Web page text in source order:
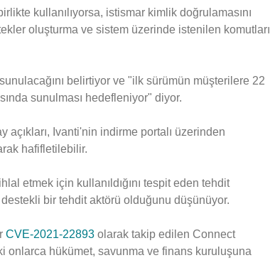
kullanılıyorsa, istismar kimlik doğrulamasını
oluşturma ve sistem üzerinde istenilen komutları
belirtiyor ve "ilk sürümün müşterilere 22
sunulması hedefleniyor" diyor.
Ivanti'nin indirme portalı üzerinden
hafifletilebilir.
etmek için kullanıldığını tespit eden tehdit
bir tehdit aktörü olduğunu düşünüyor.
CVE-2021-22893 olarak takip edilen Connect
onlarca hükümet, savunma ve finans kuruluşuna